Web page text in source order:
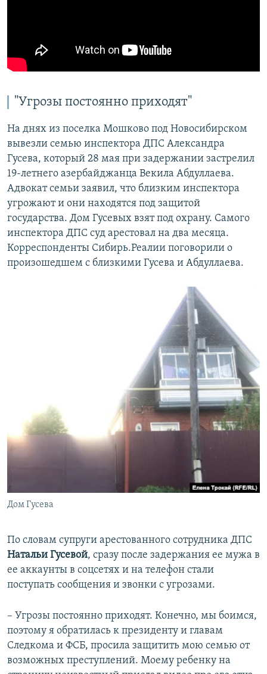
"Угрозы постоянно приходят"
На днях из поселка Мошково под Новосибирском
вывезли семью инспектора ДПС Александра
Гусева, который 28 мая при задержании застрелил
19-летнего азербайджанца Векила Абдуллаева.
Адвокат семьи заявил, что близким инспектора
угрожают и они находятся под защитой
государства. Дом Гусевых взят под охрану. Самого
инспектора ДПС суд арестовал на два месяца.
Корреспонденты Сибирь.Реалии поговорили о
произошедшем с близкими Гусева и Абдуллаева.
Дом Гусева
По словам супруги арестованного сотрудника ДПС
Натальи Гусевой, сразу после задержания ее мужа в
ее аккаунты в соцсетях и на телефон стали
поступать сообщения и звонки с угрозами.
– Угрозы постоянно приходят. Конечно, мы боимся,
поэтому я обратилась к президенту и главам
Следкома и ФСБ, просила защитить мою семью от
возможных преступлений. Моему ребенку на